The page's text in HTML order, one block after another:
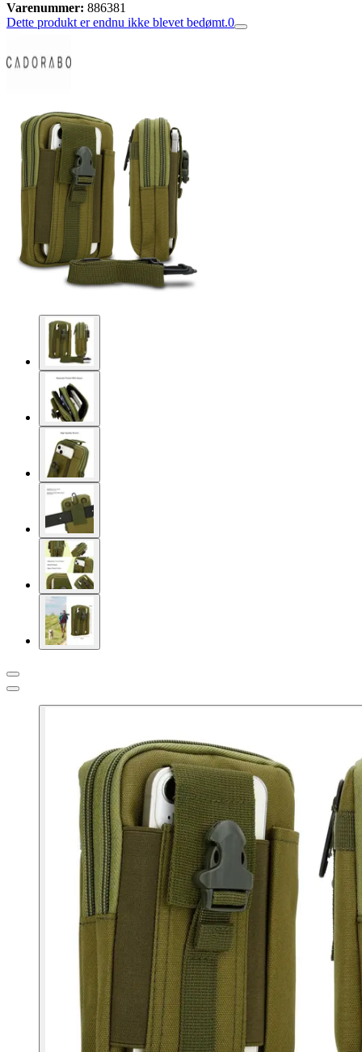
Varenummer: 886381
Dette produkt er endnu ikke blevet bedømt.0